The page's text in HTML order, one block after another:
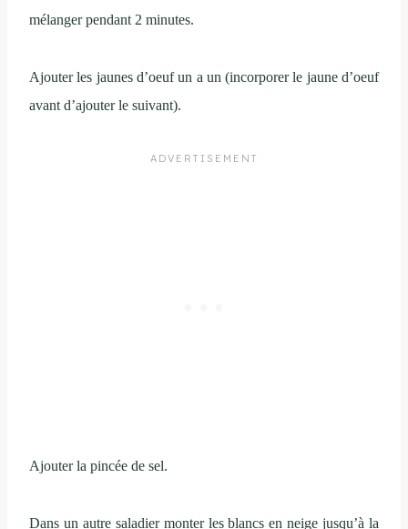
mélanger pendant 2 minutes.
Ajouter les jaunes d’oeuf un a un (incorporer le jaune d’oeuf
avant d’ajouter le suivant).
Ajouter la pincée de sel.
Dans un autre saladier monter les blancs en neige jusqu’à la